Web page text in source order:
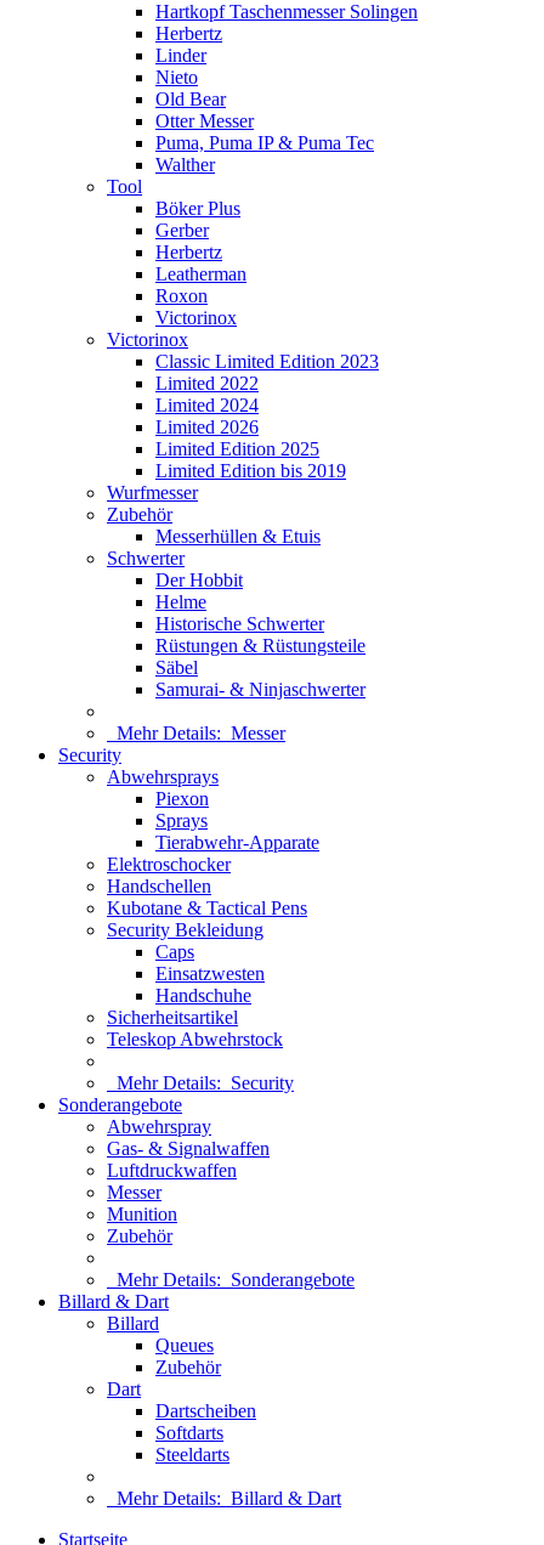
Hartkopf Taschenmesser Solingen
Herbertz
Linder
Nieto
Old Bear
Otter Messer
Puma, Puma IP & Puma Tec
Walther
Tool
Böker Plus
Gerber
Herbertz
Leatherman
Roxon
Victorinox
Victorinox
Classic Limited Edition 2023
Limited 2022
Limited 2024
Limited 2026
Limited Edition 2025
Limited Edition bis 2019
Wurfmesser
Zubehör
Messerhüllen & Etuis
Schwerter
Der Hobbit
Helme
Historische Schwerter
Rüstungen & Rüstungsteile
Säbel
Samurai- & Ninjaschwerter
Mehr Details: Messer
Security
Abwehrsprays
Piexon
Sprays
Tierabwehr-Apparate
Elektroschocker
Handschellen
Kubotane & Tactical Pens
Security Bekleidung
Caps
Einsatzwesten
Handschuhe
Sicherheitsartikel
Teleskop Abwehrstock
Mehr Details: Security
Sonderangebote
Abwehrspray
Gas- & Signalwaffen
Luftdruckwaffen
Messer
Munition
Zubehör
Mehr Details: Sonderangebote
Billard & Dart
Billard
Queues
Zubehör
Dart
Dartscheiben
Softdarts
Steeldarts
Mehr Details: Billard & Dart
Startseite